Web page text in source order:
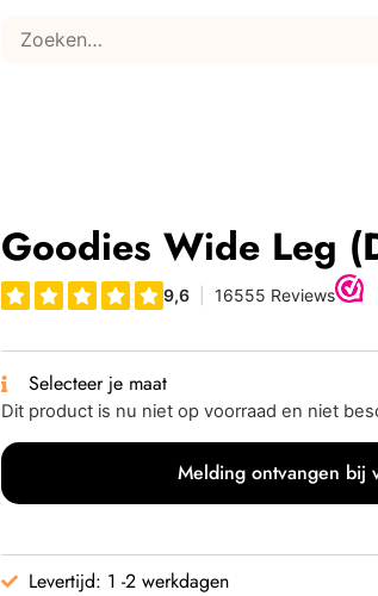
Goodies Wide Leg
Selecteer je maat
Dit product is nu niet op voorraad en niet
Melding ontvangen bij
Levertijd: 1 -2 werkdagen